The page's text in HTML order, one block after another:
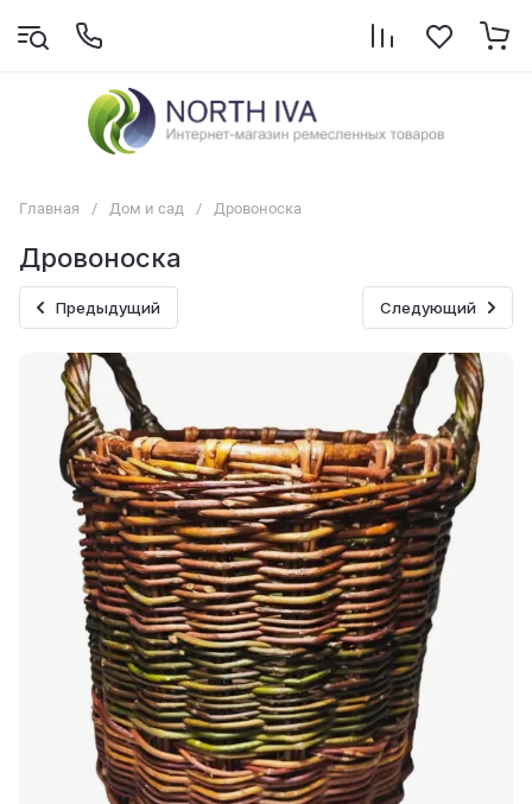
Главная / Дом и сад / Дровоноска
Дровоноска
Предыдущий Следующий